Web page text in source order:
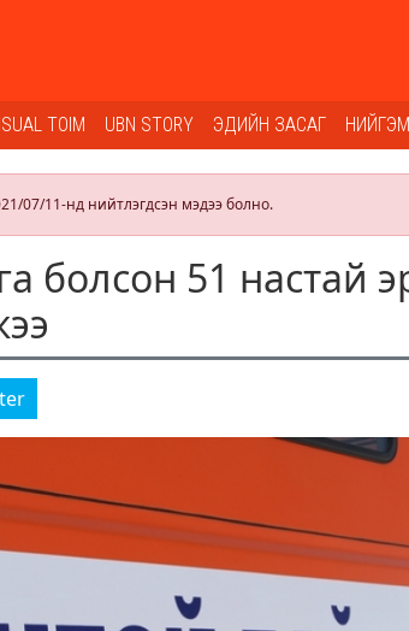
TOIM UBN STORY ЭДИЙН ЗАСАГ НИЙГЭМ
07/11-нд нийтлэгдсэн мэдээ болно.
болсон 51 настай